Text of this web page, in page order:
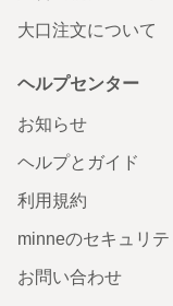
大口注文について
ヘルプセンター
お知らせ
ヘルプとガイド
利用規約
minneのセキュリテ
お問い合わせ